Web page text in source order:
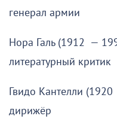
генерал армии
Нора Галь (1912 —
литературный критик
Гвидо Кантелли
дирижёр